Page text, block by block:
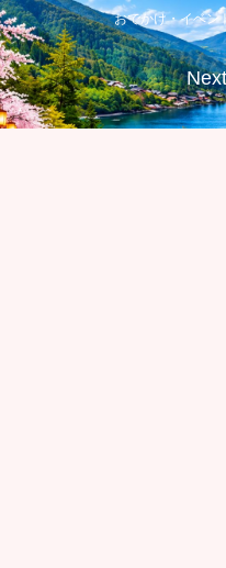
おでかけ・イベン